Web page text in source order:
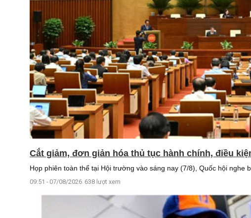
Cắt giảm, đơn giản hóa thủ tục hành chính, điều
Họp phiên toàn thể tại Hội trường vào sáng nay (7/8), Quốc hội
09:51 - 07/08/2026 638 lượt xem